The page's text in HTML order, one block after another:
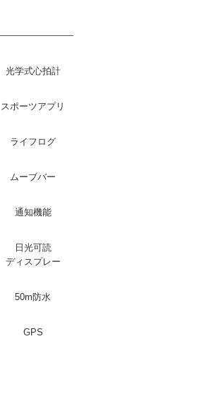
光学式心拍計
スポーツアプリ
ライフログ
ムーブバー
通知機能
日光可読
ディスプレー
50m防水
GPS